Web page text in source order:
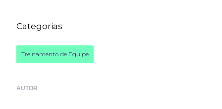
Categorias
Treinamento de Equipe
AUTOR